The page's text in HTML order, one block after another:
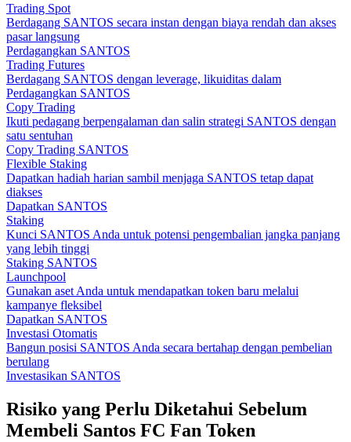
Trading Spot
Berdagang SANTOS secara instan dengan biaya rendah dan akses
pasar langsung
Perdagangkan SANTOS
Trading Futures
Berdagang SANTOS dengan leverage, likuiditas dalam
Perdagangkan SANTOS
Copy Trading
Ikuti pedagang berpengalaman dan salin strategi SANTOS dengan
satu sentuhan
Copy Trading SANTOS
Flexible Staking
Dapatkan hadiah harian sambil menjaga SANTOS tetap dapat
diakses
Dapatkan SANTOS
Staking
Kunci SANTOS Anda untuk potensi pengembalian jangka panjang
yang lebih tinggi
Staking SANTOS
Launchpool
Gunakan aset Anda untuk mendapatkan token baru melalui
kampanye fleksibel
Dapatkan SANTOS
Investasi Otomatis
Bangun posisi SANTOS Anda secara bertahap dengan pembelian
berulang
Investasikan SANTOS
Risiko yang Perlu Diketahui Sebelum
Membeli Santos FC Fan Token